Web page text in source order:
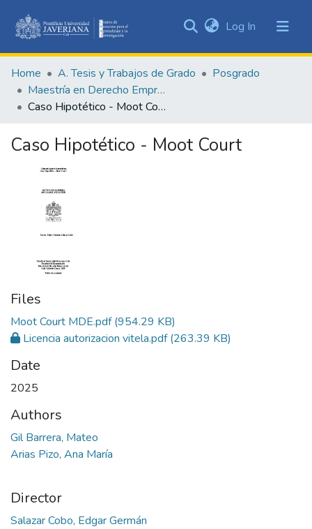
&
Collections
All of DSpace
Statistics
Log In (current)
Home A. Tesis y Trabajos de Grado
Posgrado
Maestría en Derecho Empresarial
Caso Hipotético - Moot Court
Caso Hipotético - Moot Court
Files
Moot Court MDE.pdf(954.29 KB)
Licencia autorizacion vitela.pdf(263.39 KB)
Date
2025
Authors
Gil Barrera, Mateo
Arias Pizo, Ana María
Director
Salazar Cobo, Edgar Germán